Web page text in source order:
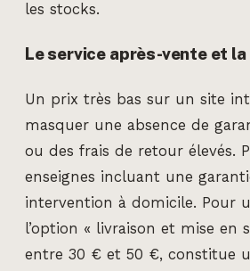
les stocks.
Le service après-vente et
Un prix très bas sur un site
masquer une absence de
ou des frais de retour élevés.
enseignes incluant une
intervention à domicile. Pour
l’option « livraison et mise en
entre 30 € et 50 €, constitue